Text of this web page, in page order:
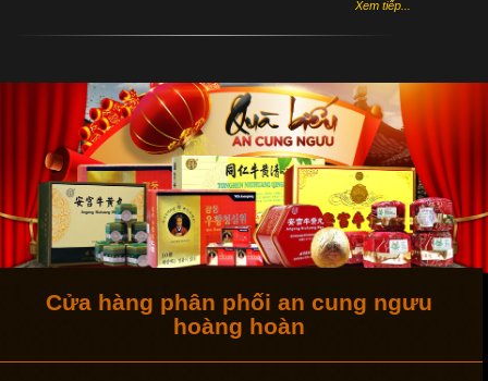
bệnh nhân thực hiện đúng theo hướng
Xem tiếp...
Cửa hàng phân phối an cung ngưu
hoàng hoàn